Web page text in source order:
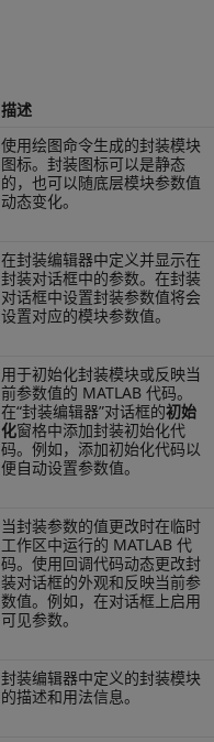
描述
使用绘图命令生成的封装模块
图标。封装图标可以是静态
的，也可以随底层模块参数值
动态变化。
在封装编辑器中定义并显示在
封装对话框中的参数。在封装
对话框中设置封装参数值将会
设置对应的模块参数值。
用于初始化封装模块或反映当
前参数值的 MATLAB 代码。
在“封装编辑器”对话框的初始
化窗格中添加封装初始化代
码。例如，添加初始化代码以
便自动设置参数值。
当封装参数的值更改时在临时
工作区中运行的 MATLAB 代
码。使用回调代码动态更改封
装对话框的外观和反映当前参
数值。例如，在对话框上启用
可见参数。
封装编辑器中定义的封装模块
的描述和用法信息。